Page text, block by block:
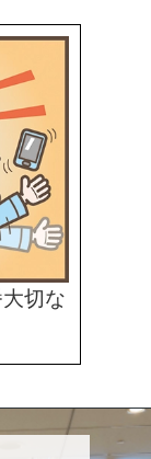
切な